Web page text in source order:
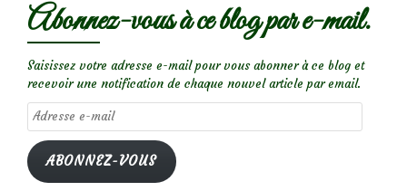
Abonnez-vous à ce blog par e-mail.
Saisissez votre adresse e-mail pour vous abonner à ce blog et
recevoir une notification de chaque nouvel article par email.
Adresse
e-
mail
ABONNEZ-VOUS